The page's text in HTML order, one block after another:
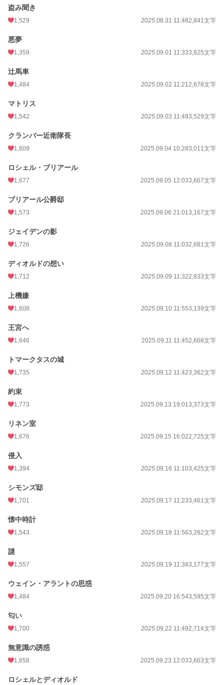
盗み聞き
1,529 2025.08.31 11:482,841文字
悪夢
1,359 2025.09.01 11:333,825文字
辻馬車
1,484 2025.09.02 11:212,678文字
マトリス
1,542 2025.09.03 11:493,529文字
クランバー近衛隊長
1,609 2025.09.04 10:283,011文字
ロシェル・ブリアール
1,677 2025.09.05 12:033,667文字
ブリアール公爵邸
1,573 2025.09.06 21:013,167文字
ジェイデンの影
1,726 2025.09.08 11:032,681文字
ディオルドの想い
1,712 2025.09.09 11:322,833文字
上機嫌
1,608 2025.09.10 11:553,139文字
王宮へ
1,646 2025.09.11 11:452,668文字
トマークタスの城
1,735 2025.09.12 11:423,362文字
約束
1,773 2025.09.13 19:013,373文字
リネン室
1,676 2025.09.15 16:022,725文字
侵入
1,394 2025.09.16 11:103,425文字
シモンズ邸
1,701 2025.09.17 11:233,461文字
懐中時計
1,543 2025.09.18 11:563,262文字
謎
1,557 2025.09.19 11:383,177文字
ウェイン・アラントの思惑
1,484 2025.09.20 16:543,595文字
匂い
1,700 2025.09.22 11:492,714文字
無意識の誘惑
1,658 2025.09.23 12:033,663文字
ロシェルとディオルド